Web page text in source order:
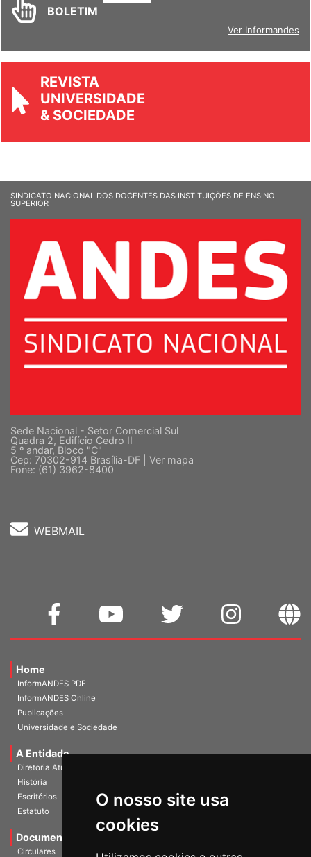
O nosso site usa
cookies
BOLETIM
Ver Informandes
REVISTA
UNIVERSIDADE
& SOCIEDADE
SINDICATO NACIONAL DOS DOCENTES DAS INSTITUIÇÕES DE ENSINO
SUPERIOR
Sede Nacional - Setor Comercial Sul
Quadra 2, Edifício Cedro II
5 º andar, Bloco "C"
Cep: 70302-914 Brasília-DF | Ver mapa
Fone: (61) 3962-8400
WEBMAIL
Home
InformANDES PDF
InformANDES Online
Publicações
Universidade e Sociedade
A Entidade
Diretoria Atual
História
Escritórios
Estatuto
Documentos
Circulares